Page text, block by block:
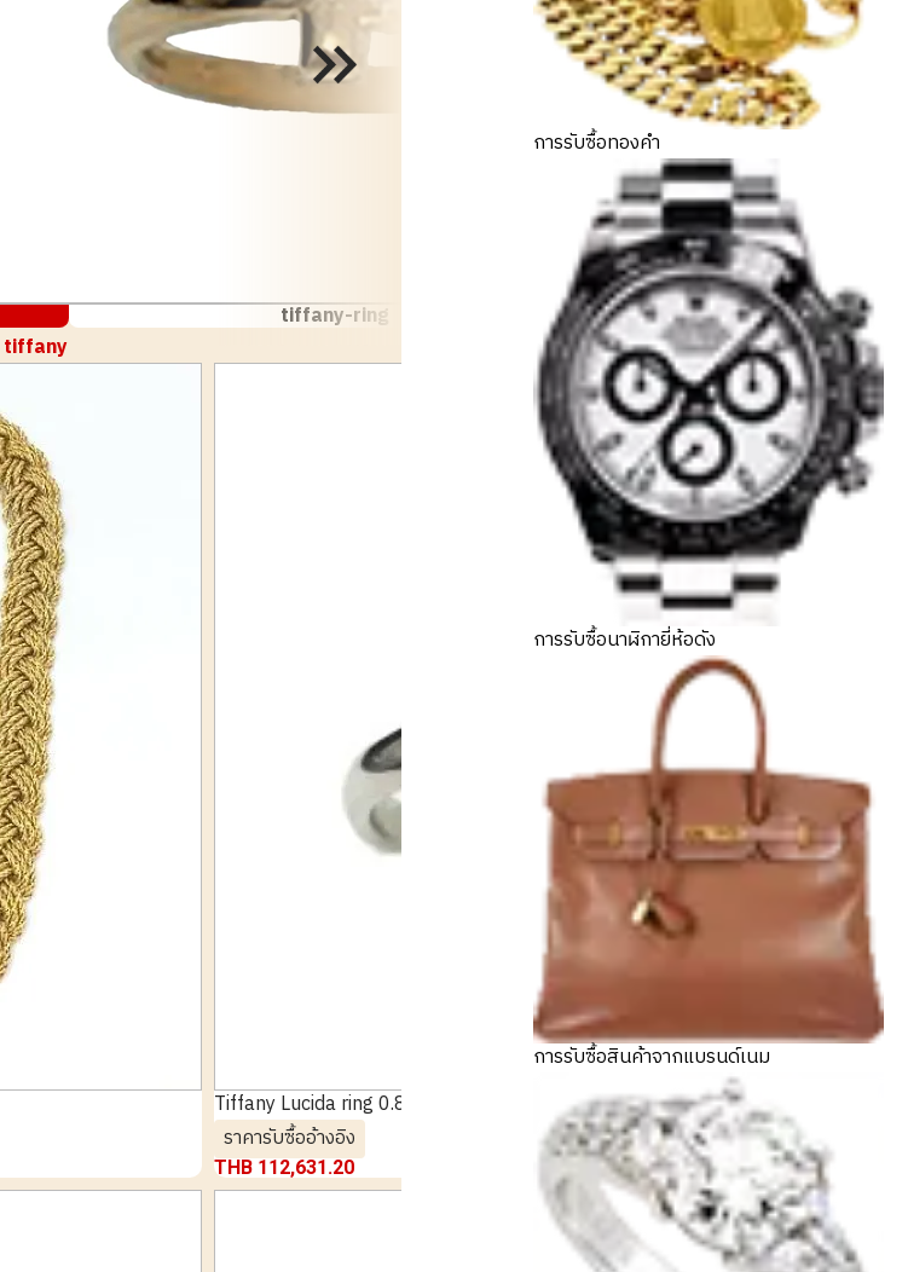
tiffany-ring
tiffany
Tiffany Lucida ring 0.8ct
ราคารับซื้ออ้างอิง
THB 112,631.20
การรับซื้อทองคำ
การรับซื้อนาฬิกายี่ห้อดัง
การรับซื้อสินค้าจากแบรนด์เนม